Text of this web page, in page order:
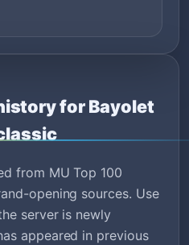
for Bayolet
from MU Top 100
opening sources. Use
server is newly
appeared in previous